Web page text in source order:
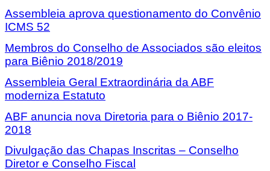
Assembleia aprova questionamento do Convênio
ICMS 52
Membros do Conselho de Associados são eleitos
para Biênio 2018/2019
Assembleia Geral Extraordinária da ABF
moderniza Estatuto
ABF anuncia nova Diretoria para o Biênio 2017-
2018
Divulgação das Chapas Inscritas – Conselho
Diretor e Conselho Fiscal